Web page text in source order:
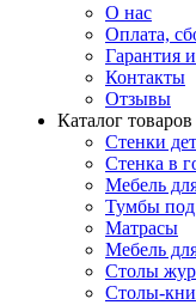
О нас
Оплата,
Гарантия
Контакты
Отзывы
Каталог товаров
Стенки
Стенка в
Мебель
Тумбы под
Матрасы
Мебель
Столы
Столы-